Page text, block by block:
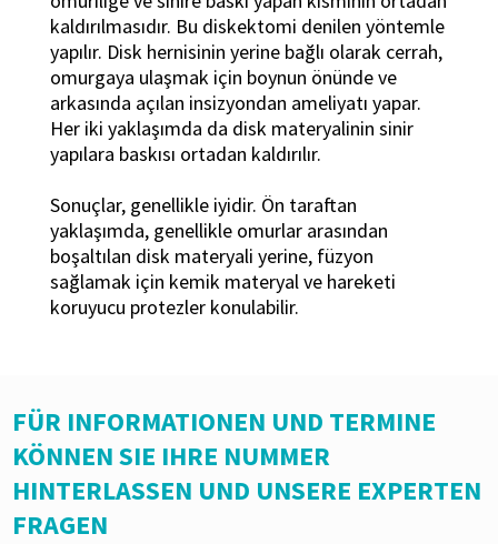
kaldırılmasıdır. Bu diskektomi denilen yöntemle
yapılır. Disk hernisinin yerine bağlı olarak cerrah,
omurgaya ulaşmak için boynun önünde ve
arkasında açılan insizyondan ameliyatı yapar.
Her iki yaklaşımda da disk materyalinin sinir
yapılara baskısı ortadan kaldırılır.
Sonuçlar, genellikle iyidir. Ön taraftan
yaklaşımda, genellikle omurlar arasından
boşaltılan disk materyali yerine, füzyon
sağlamak için kemik materyal ve hareketi
koruyucu protezler konulabilir.
FÜR INFORMATIONEN UND TERMINE
KÖNNEN SIE IHRE NUMMER
HINTERLASSEN UND UNSERE EXPERTEN
FRAGEN